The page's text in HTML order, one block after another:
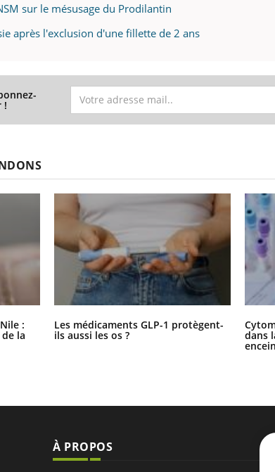
sur le mésusage du Prodilantin
après l'exclusion d'une fillette de 2 ans
!
:
la
Les médicaments GLP-1 protègent-
ils aussi les os ? dans
À PROPOS